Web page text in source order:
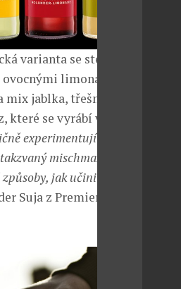
varianta se stévií a
limonádami
jablka, třešní a
se vyrábí v
experimentují
mischmash,
jak učinit své
Suja z Premier Wines